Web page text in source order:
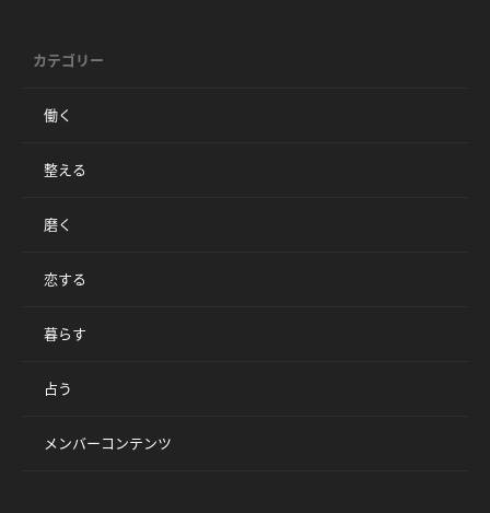
カテゴリー
働く
整える
磨く
恋する
暮らす
占う
メンバーコンテンツ